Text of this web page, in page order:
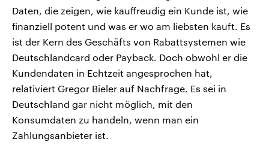
Daten, die zeigen, wie kauffreudig ein Kunde ist, wie
finanziell potent und was er wo am liebsten kauft. Es
ist der Kern des Geschäfts von Rabattsystemen wie
Deutschlandcard oder Payback. Doch obwohl er die
Kundendaten in Echtzeit angesprochen hat,
relativiert Gregor Bieler auf Nachfrage. Es sei in
Deutschland gar nicht möglich, mit den
Konsumdaten zu handeln, wenn man ein
Zahlungsanbieter ist.